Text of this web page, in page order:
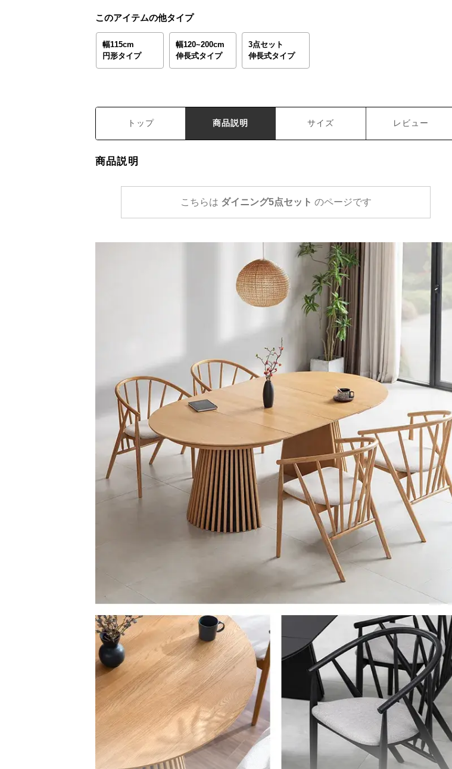
このアイテムの他タイプ
幅115cm
円形タイプ
幅120~200cm
伸長式タイプ
3点セット
伸長式タイプ
トップ 商品説明 サイズ レビュー
商品説明
こちらは ダイニング5点セット のページです